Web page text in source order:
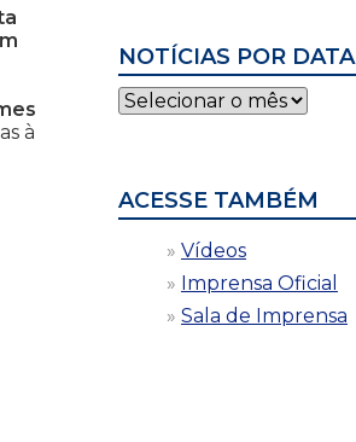
à
NOTÍCIAS POR DATA
Notícias
por
ACESSE TAMBÉM
Vídeos
Imprensa Oficial
Sala de Imprensa